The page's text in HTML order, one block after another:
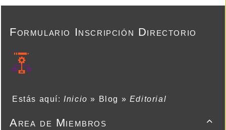
Formulario Inscripción Directorio
Estás aquí: Inicio» Blog » Editorial

Area de Miembros